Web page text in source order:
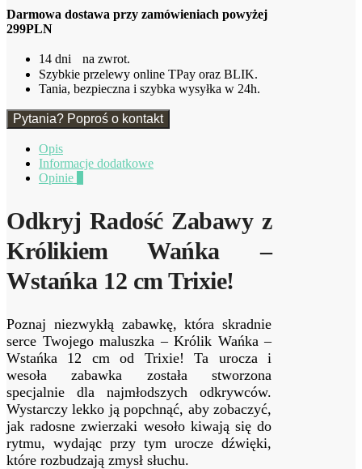
Wstańka
12
Trixie
Darmowa dostawa przy zamówieniach powyżej
299PLN
14 dni na zwrot.
Szybkie przelewy online TPay oraz BLIK.
Tania, bezpieczna i szybka wysyłka w 24h.
Pytania? Poproś o kontakt
Opis
Informacje dodatkowe
Opinie
Odkryj Radość Zabawy z
Królikiem Wańka –
Wstańka 12 cm Trixie!
Poznaj niezwykłą zabawkę, która skradnie
serce Twojego maluszka – Królik Wańka –
Wstańka 12 cm od Trixie! Ta urocza i
wesoła zabawka została stworzona
specjalnie dla najmłodszych odkrywców.
Wystarczy lekko ją popchnąć, aby zobaczyć,
jak radosne zwierzaki wesoło kiwają się do
rytmu, wydając przy tym urocze dźwięki,
które rozbudzają zmysł słuchu.